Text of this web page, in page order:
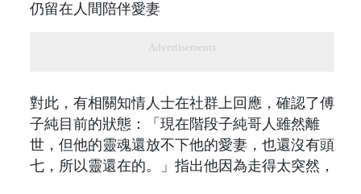
仍留在人間陪伴愛妻
Advertisements
對此，有相關知情人士在社群上回應，確認了傅
子純目前的狀態：「現在階段子純哥人雖然離
世，但他的靈魂還放不下他的愛妻，也還沒有頭
七，所以靈還在的。」指出他因為走得太突然，